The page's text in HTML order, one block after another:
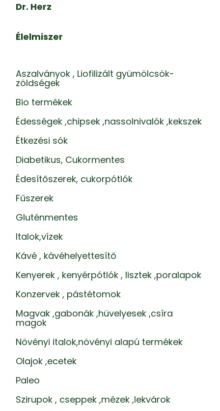
Dr. Herz
Élelmiszer
Aszalványok , Liofilizált gyümölcsök-
zöldségek
Bio termékek
Édességek ,chipsek ,nassolnivalók ,kekszek
Étkezési sók
Diabetikus, Cukormentes
Édesítőszerek, cukorpótlók
Fűszerek
Gluténmentes
Italok,vízek
Kávé , kávéhelyettesítő
Kenyerek , kenyérpótlók , lisztek ,poralapok
Konzervek , pástétomok
Magvak ,gabonák ,hüvelyesek ,csíra
magok
Növényi italok,növényi alapú termékek
Olajok ,ecetek
Paleo
Szirupok , cseppek ,mézek ,lekvárok